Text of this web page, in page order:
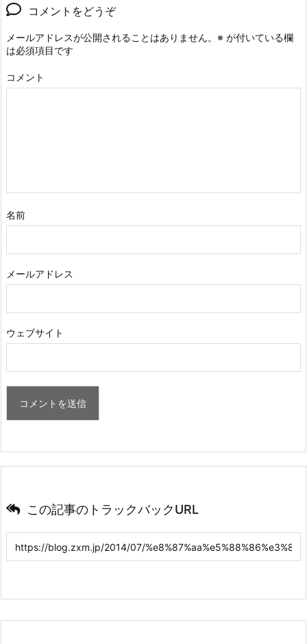
コメントをどうぞ
メールアドレスが公開されることはありません。 ※ が付いている欄
は必須項目です
コメント
名前
メールアドレス
ウェブサイト
この記事のトラックバックURL